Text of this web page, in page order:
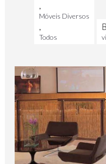
,
Móveis Diversos
,
Todos